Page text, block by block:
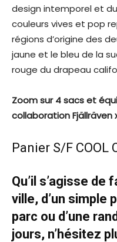
design intemporel et
couleurs vives et pop
régions d’origine des
jaune et le bleu de la
rouge du drapeau
Zoom sur 4 sacs et
collaboration Fjällräven
Panier S/F COOL
Qu’il s’agisse
ville, d’un simple
parc ou d’une
jours, n’hésitez